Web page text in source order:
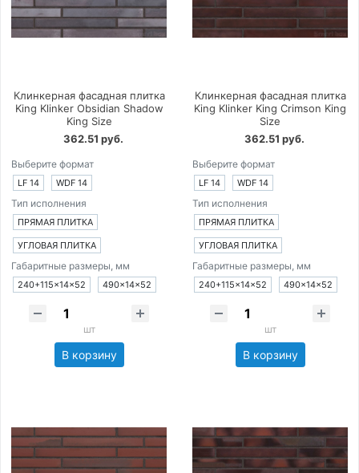
Клинкерная фасадная плитка
King Klinker Obsidian Shadow
King Size
362.51 руб.
Выберите формат
LF 14 WDF 14
Тип исполнения
ПРЯМАЯ ПЛИТКА
УГЛОВАЯ ПЛИТКА
Габаритные размеры, мм
240+115×14×52 490×14×52
шт
В корзину
Клинкерная фасадная плитка
King Klinker King Crimson King
Size
362.51 руб.
Выберите формат
LF 14 WDF 14
Тип исполнения
ПРЯМАЯ ПЛИТКА
УГЛОВАЯ ПЛИТКА
Габаритные размеры, мм
240+115×14×52 490×14×52
шт
В корзину